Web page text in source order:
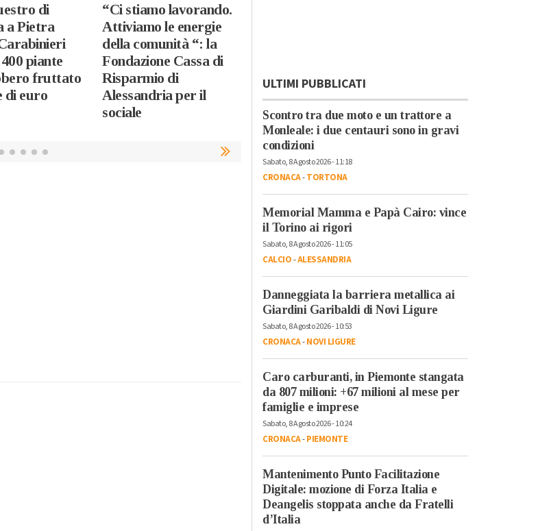
di
a Pietra
piante
fruttato
di euro
“Ci stiamo lavorando.
Attiviamo le energie
della comunità “: la
Fondazione Cassa di
Risparmio di
Alessandria per il
sociale
ULTIMI PUBBLICATI
Scontro tra due moto e un trattore a
Monleale: i due centauri sono in gravi
condizioni
Sabato, 8 Agosto 2026 - 11:18
CRONACA-TORTONA
Memorial Mamma e Papà Cairo: vince
il Torino ai rigori
Sabato, 8 Agosto 2026 - 11:05
CALCIO-ALESSANDRIA
Danneggiata la barriera metallica ai
Giardini Garibaldi di Novi Ligure
Sabato, 8 Agosto 2026 - 10:53
CRONACA-NOVI LIGURE
Caro carburanti, in Piemonte stangata
da 807 milioni: +67 milioni al mese per
famiglie e imprese
Sabato, 8 Agosto 2026 - 10:24
CRONACA-PIEMONTE
Mantenimento Punto Facilitazione
Digitale: mozione di Forza Italia e
Deangelis stoppata anche da Fratelli
d’Italia